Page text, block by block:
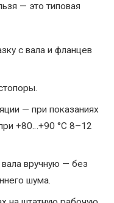
— это типовая
с вала и фланцев
— при показаниях
+80…+90 °C 8–12
вручную — без
шума.